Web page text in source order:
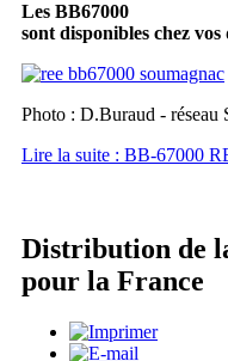
Les BB67000
sont disponibles chez
Photo : D.Buraud - réseau
Lire la suite : BB-67000
Distribution de
pour la France